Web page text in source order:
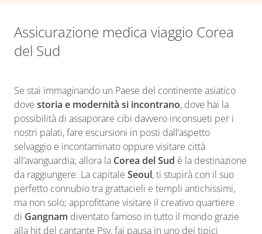
Assicurazione medica viaggio Corea
del Sud
Se stai immaginando un Paese del continente asiatico
dove storia e modernità si incontrano, dove hai la
possibilità di assaporare cibi davvero inconsueti per i
nostri palati, fare escursioni in posti dall’aspetto
selvaggio e incontaminato oppure visitare città
all’avanguardia; allora la Corea del Sud è la destinazione
da raggiungere. La capitale Seoul, ti stupirà con il suo
perfetto connubio tra grattacieli e templi antichissimi,
ma non solo; approfittane visitare il creativo quartiere
di Gangnam diventato famoso in tutto il mondo grazie
alla hit del cantante Psy, fai pausa in uno dei tipici